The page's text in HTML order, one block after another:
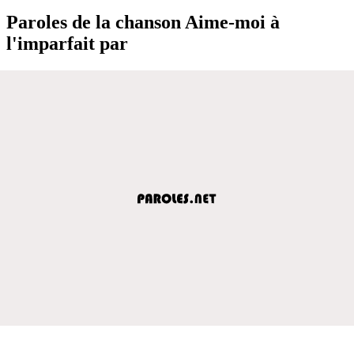
Paroles de la chanson Aime-moi à
l'imparfait par